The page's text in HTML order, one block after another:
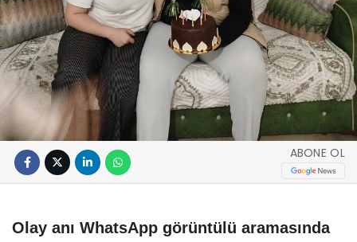
ABONE OL
Olay anı WhatsApp görüntülü aramasında